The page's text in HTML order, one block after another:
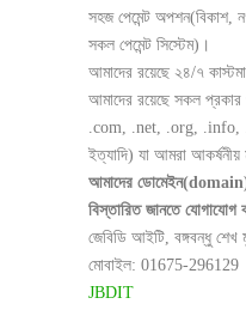
সহজ পেমেন্ট অপশন(বিকাশ,
সকল পেমেন্ট সিস্টেম)।
আমাদের রয়েছে ২৪/৭
আমাদের রয়েছে সকল
.com, .net, .org, .info,
ইত্যাদি) যা আমরা আকর্ষনীয়
আমাদের ডোমেইন(domain)
বিস্তারিত জানতে যোগাযোগ
জেবিডি আইটি, বঙ্গবন্ধু শেখ
মোবাইল: 01675-296129
JBDIT